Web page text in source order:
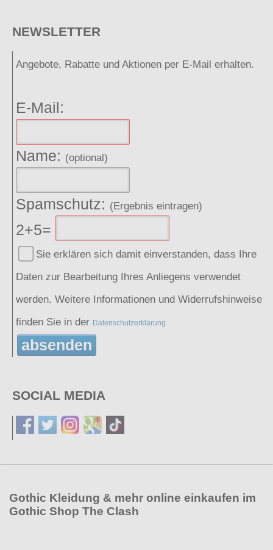
NEWSLETTER
Angebote, Rabatte und Aktionen per E-Mail erhalten.
E-Mail:
Name: (optional)
Spamschutz: (Ergebnis eintragen)
2+5=
Sie erklären sich damit einverstanden, dass Ihre
Daten zur Bearbeitung Ihres Anliegens verwendet
werden. Weitere Informationen und Widerrufshinweise
finden Sie in der Datenschutzerklärung
absenden
SOCIAL MEDIA
Gothic Kleidung & mehr online einkaufen im
Gothic Shop The Clash